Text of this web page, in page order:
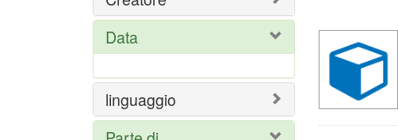
ricerca
Data
linguaggio